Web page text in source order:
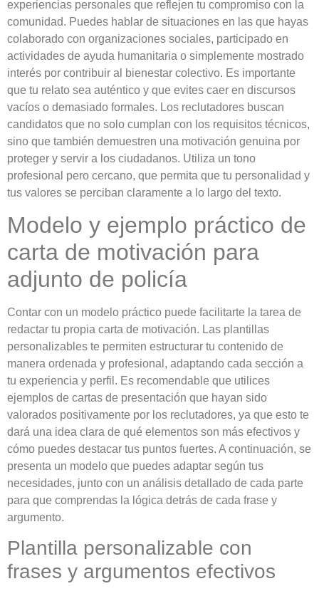
experiencias personales que reflejen tu compromiso con la
comunidad. Puedes hablar de situaciones en las que hayas
colaborado con organizaciones sociales, participado en
actividades de ayuda humanitaria o simplemente mostrado
interés por contribuir al bienestar colectivo. Es importante
que tu relato sea auténtico y que evites caer en discursos
vacíos o demasiado formales. Los reclutadores buscan
candidatos que no solo cumplan con los requisitos técnicos,
sino que también demuestren una motivación genuina por
proteger y servir a los ciudadanos. Utiliza un tono
profesional pero cercano, que permita que tu personalidad y
tus valores se perciban claramente a lo largo del texto.
Modelo y ejemplo práctico de
carta de motivación para
adjunto de policía
Contar con un modelo práctico puede facilitarte la tarea de
redactar tu propia carta de motivación. Las plantillas
personalizables te permiten estructurar tu contenido de
manera ordenada y profesional, adaptando cada sección a
tu experiencia y perfil. Es recomendable que utilices
ejemplos de cartas de presentación que hayan sido
valorados positivamente por los reclutadores, ya que esto te
dará una idea clara de qué elementos son más efectivos y
cómo puedes destacar tus puntos fuertes. A continuación, se
presenta un modelo que puedes adaptar según tus
necesidades, junto con un análisis detallado de cada parte
para que comprendas la lógica detrás de cada frase y
argumento.
Plantilla personalizable con
frases y argumentos efectivos